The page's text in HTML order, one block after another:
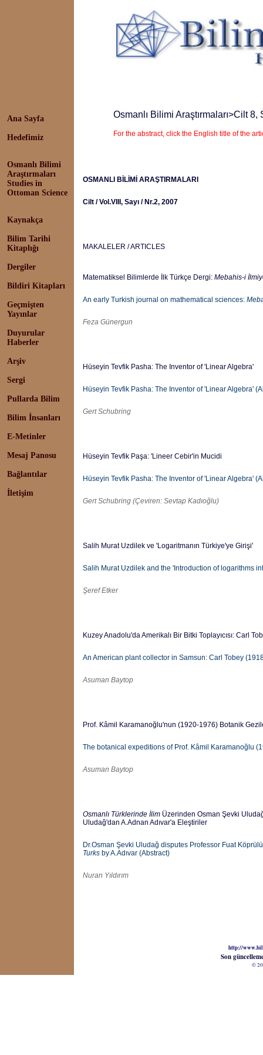
Ana Sayfa
Hedefimiz
Osmanlı Bilimi
Araştırmaları
Studies in
Ottoman Science
Kaynakça
Bilim Tarihi
Kitaplığı
Dergiler
Bildiri Kitapları
Geçmişten
Yayınlar
Duyurular
Haberler
Arşiv
Sergi
Pullarda Bilim
Bilim İnsanları
E-Metinler
Mesaj Panosu
Bağlantılar
İletişim
Osmanlı Bilimi Araştırmaları>Cilt 8,
For the abstract, click the English title of the
OSMANLI BİLİMİ ARAŞTIRMALARI
Cilt / Vol.VIII, Sayı / Nr.2, 2007
MAKALELER / ARTICLES
Matematiksel Bilimlerde İlk Türkçe Dergi:Mebahis-i
An early Turkish journal on mathematical sciences:
Feza Günergun
Hüseyin Tevfik Pasha: The Inventor of 'Linear Algebra'
Hüseyin Tevfik Pasha: The Inventor of 'Linear Algebra'
Gert Schubring
Hüseyin Tevfik Paşa: 'Lineer Cebir'in Mucidi
Hüseyin Tevfik Pasha: The Inventor of 'Linear Algebra'
Gert Schubring(Çeviren: Sevtap Kadıoğlu)
Salih Murat Uzdilek ve 'Logaritmanın Türkiye'ye Girişi'
Salih Murat Uzdilek and the 'Introduction of logarithms
Şeref Etker
Kuzey Anadolu'da Amerikalı Bir Bitki Toplayıcısı: Carl
An American plant collector in Samsun: Carl Tobey
Asuman Baytop
Prof. Kâmil Karamanoğlu'nun (1920-1976) Botanik
The botanical expeditions of Prof. Kâmil Karamanoğlu
Asuman Baytop
Osmanlı Türklerinde İlimÜzerinden Osman Şevki
Uludağ'dan A.Adnan Adıvar'a Eleştiriler
Dr.Osman Şevki Uludağ disputes Professor Fuat
Turksby A.Adıvar (Abstract)
Nuran Yıldırım
http://
Son
©